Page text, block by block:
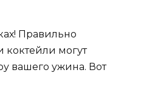
Правильно
могут
вашего ужина. Вот